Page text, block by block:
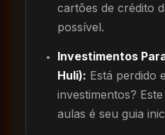
cartões de crédito
possível.
Investimentos
Huli): Está perdido
investimentos?
aulas é seu guia